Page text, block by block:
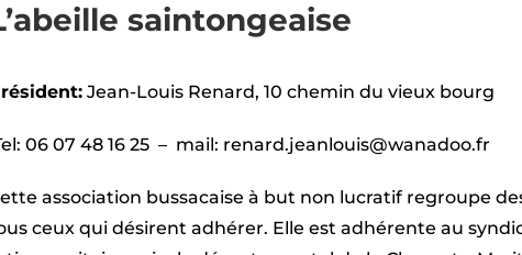
saintongeaise
Jean-Louis Renard, 10 chemin du vieux bourg
06 07 48 16 25 – mail: renard.jeanlouis@wanadoo.fr
association bussacaise à but non lucratif regroupe
ceux qui désirent adhérer. Elle est adhérente au